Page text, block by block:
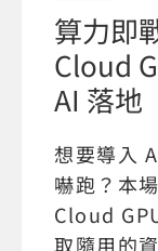
算力即
Cloud
AI 落地
想要導入
嚇跑？本
Cloud
取隨用的